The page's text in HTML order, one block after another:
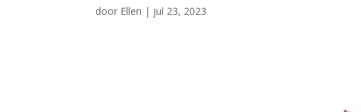
door Ellen | jul 23, 2023